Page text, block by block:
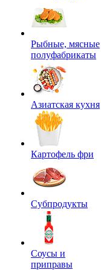
Рыбные, мясные
полуфабрикаты
Азиатская кухня
Картофель фри
Субпродукты
Соусы и
приправы